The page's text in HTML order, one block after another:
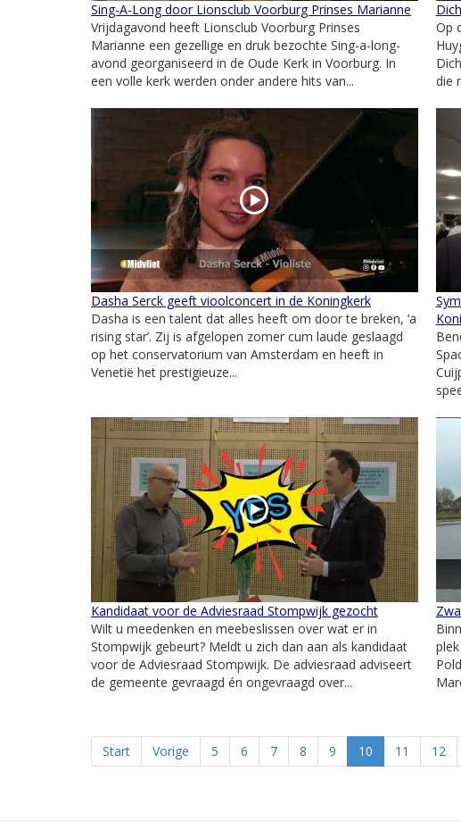
Sing-A-Long door Lionsclub Voorburg Prinses Marianne
Vrijdagavond heeft Lionsclub Voorburg Prinses
Marianne een gezellige en druk bezochte Sing-a-long-
avond georganiseerd in de Oude Kerk in Voorburg. In
een volle kerk werden onder andere hits van...
Op
die
Dasha Serck geeft vioolconcert in de Koningkerk
Dasha is een talent dat alles heeft om door te breken, ‘a
rising star’. Zij is afgelopen zomer cum laude geslaagd
op het conservatorium van Amsterdam en heeft in
Venetië het prestigieuze...
Kandidaat voor de Adviesraad Stompwijk gezocht
Wilt u meedenken en meebeslissen over wat er in
Stompwijk gebeurt? Meldt u zich dan aan als kandidaat
voor de Adviesraad Stompwijk. De adviesraad adviseert
de gemeente gevraagd én ongevraagd over...
Start Vorige 5 6 7 8 9 10 11 12